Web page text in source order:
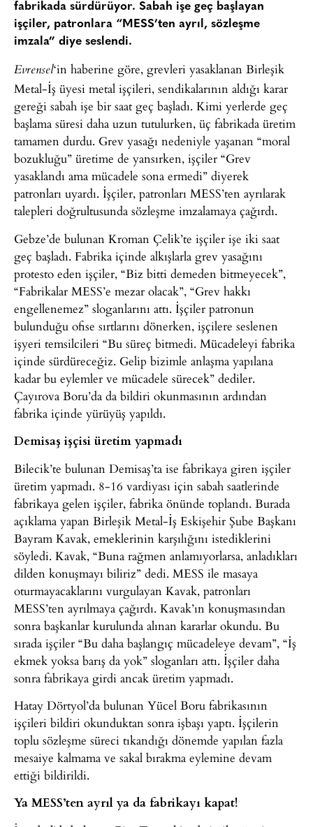
fabrikada sürdürüyor. Sabah işe geç başlayan
işçiler, patronlara “MESS’ten ayrıl, sözleşme
imzala” diye seslendi.
Evrensel‘in haberine göre, grevleri yasaklanan Birleşik
Metal-İş üyesi metal işçileri, sendikalarının aldığı karar
gereği sabah işe bir saat geç başladı. Kimi yerlerde geç
başlama süresi daha uzun tutulurken, üç fabrikada üretim
tamamen durdu. Grev yasağı nedeniyle yaşanan “moral
bozukluğu” üretime de yansırken, işçiler “Grev
yasaklandı ama mücadele sona ermedi” diyerek
patronları uyardı. İşçiler, patronları MESS’ten ayrılarak
talepleri doğrultusunda sözleşme imzalamaya çağırdı.
Gebze’de bulunan Kroman Çelik’te işçiler işe iki saat
geç başladı. Fabrika içinde alkışlarla grev yasağını
protesto eden işçiler, “Biz bitti demeden bitmeyecek”,
“Fabrikalar MESS’e mezar olacak”, “Grev hakkı
engellenemez” sloganlarını attı. İşçiler patronun
bulunduğu ofise sırtlarını dönerken, işçilere seslenen
işyeri temsilcileri “Bu süreç bitmedi. Mücadeleyi fabrika
içinde sürdüreceğiz. Gelip bizimle anlaşma yapılana
kadar bu eylemler ve mücadele sürecek” dediler.
Çayırova Boru’da da bildiri okunmasının ardından
fabrika içinde yürüyüş yapıldı.
Demisaş işçisi üretim yapmadı
Bilecik’te bulunan Demisaş’ta ise fabrikaya giren işçiler
üretim yapmadı. 8-16 vardiyası için sabah saatlerinde
fabrikaya gelen işçiler, fabrika önünde toplandı. Burada
açıklama yapan Birleşik Metal-İş Eskişehir Şube Başkanı
Bayram Kavak, emeklerinin karşılığını istediklerini
söyledi. Kavak, “Buna rağmen anlamıyorlarsa, anladıkları
dilden konuşmayı biliriz” dedi. MESS ile masaya
oturmayacaklarını vurgulayan Kavak, patronları
MESS’ten ayrılmaya çağırdı. Kavak’ın konuşmasından
sonra başkanlar kurulunda alınan kararlar okundu. Bu
sırada işçiler “Bu daha başlangıç mücadeleye devam”, “İş
ekmek yoksa barış da yok” sloganları attı. İşçiler daha
sonra fabrikaya girdi ancak üretim yapmadı.
Hatay Dörtyol’da bulunan Yücel Boru fabrikasının
işçileri bildiri okunduktan sonra işbaşı yaptı. İşçilerin
toplu sözleşme süreci tıkandığı dönemde yapılan fazla
mesaiye kalmama ve sakal bırakma eylemine devam
ettiği bildirildi.
Ya MESS’ten ayrıl ya da fabrikayı kapat!